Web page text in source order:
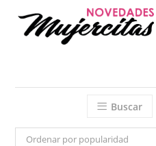
Buscar
Ordenar por popularidad